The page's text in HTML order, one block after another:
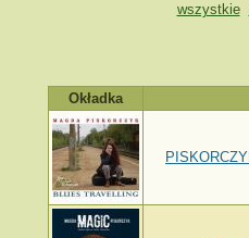
wszystkie
Okładka